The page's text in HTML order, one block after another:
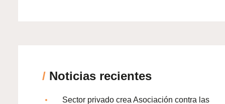
/ Noticias recientes
Sector privado crea Asociación contra las